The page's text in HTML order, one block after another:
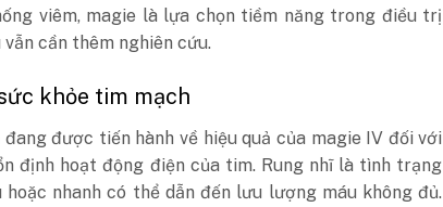
viêm, magie là lựa chọn tiềm năng trong điều trị
vẫn cần thêm nghiên cứu.
khỏe tim mạch
được tiến hành về hiệu quả của magie IV đối với
định hoạt động điện của tim. Rung nhĩ là tình trạng
nhanh có thể dẫn đến lưu lượng máu không đủ.